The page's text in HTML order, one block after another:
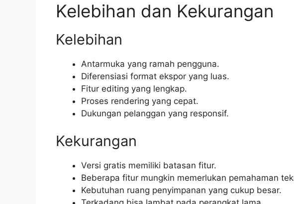
Kelebihan dan Kekurangan
Kelebihan
Antarmuka yang ramah pengguna.
Diferensiasi format ekspor yang luas.
Fitur editing yang lengkap.
Proses rendering yang cepat.
Dukungan pelanggan yang responsif.
Kekurangan
Versi gratis memiliki batasan fitur.
Beberapa fitur mungkin memerlukan pemahaman
Kebutuhan ruang penyimpanan yang cukup besar.